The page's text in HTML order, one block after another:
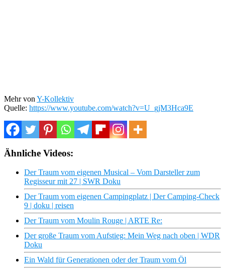
Mehr von Y-Kollektiv
Quelle: https://www.youtube.com/watch?v=U_gjM3Hca9E
Ähnliche Videos:
Der Traum vom eigenen Musical – Vom Darsteller zum
Regisseur mit 27 | SWR Doku
Der Traum vom eigenen Campingplatz | Der Camping-Check
9 | doku | reisen
Der Traum vom Moulin Rouge | ARTE Re:
Der große Traum vom Aufstieg: Mein Weg nach oben | WDR
Doku
Ein Wald für Generationen oder der Traum vom Öl